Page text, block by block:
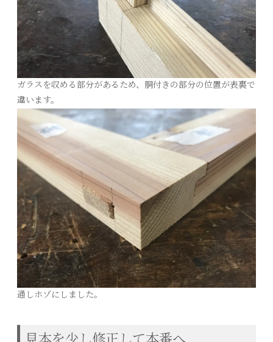
ガラスを収める部分があるため、胴付きの部分の位置が表裏で
違います。
通しホゾにしました。